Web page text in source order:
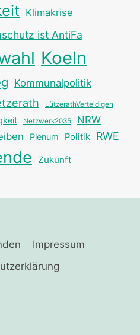
Klimakrise
ist AntiFa
Koeln
Kommunalpolitik
LützerathVerteidigen
Netzwerk2035 NRW
Plenum Politik RWE
Zukunft
Impressum